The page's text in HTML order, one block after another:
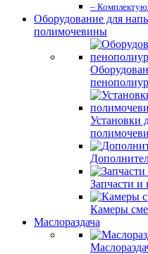
–
Оборудование для
полимочевины
Установки
Запчасти
Камеры
Маслораздача